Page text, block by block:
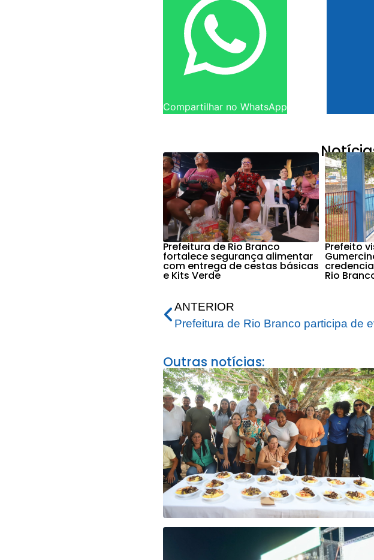
Compartilhar no WhatsApp
Prefeitura de Rio Branco
fortalece segurança alimentar
com entrega de cestas básicas
e Kits Verde
Prefeito
Rio
ANTERIOR
Outras notícias: